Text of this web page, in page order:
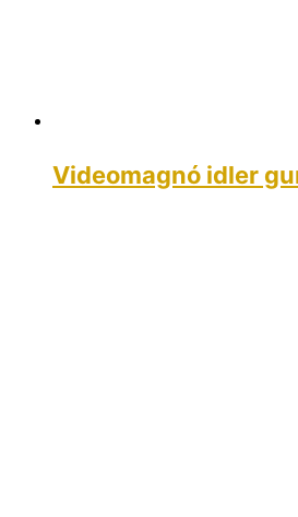
Videomagnó idler